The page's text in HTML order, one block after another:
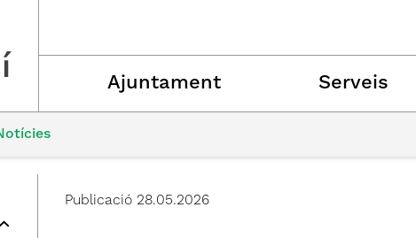
Ajuntament Serveis
Publicació 28.05.2026